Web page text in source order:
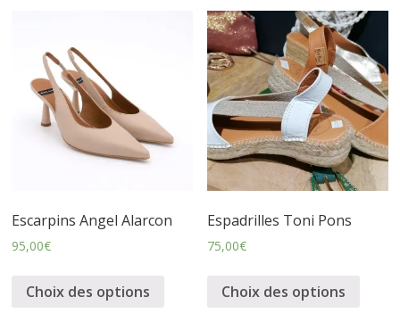
u
s
Escarpins Angel Alarcon
95,00€
Choix des options
Espadrilles Toni Pons
75,00€
Choix des options